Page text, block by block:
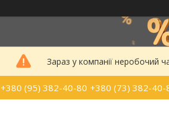
Зараз у компанії неробочий
+380 (95) 382-40-80 +380 (73) 382-40-